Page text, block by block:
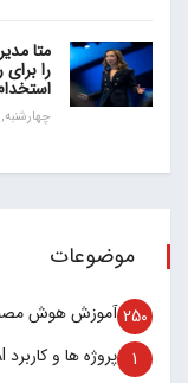
را
چهارشنبه, 30 آبان 1403, ساعت 15:47
موضوعات
آموزش هوش 250
پروژه ها و کاربرد AI 1